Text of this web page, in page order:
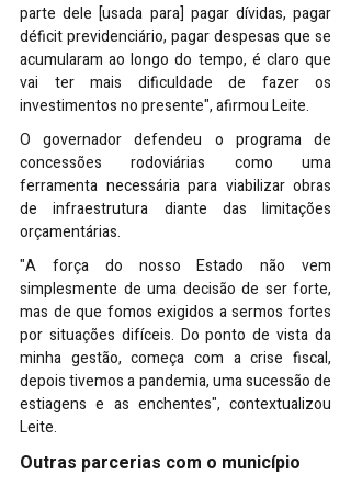
parte dele [usada para] pagar dívidas, pagar
déficit previdenciário, pagar despesas que se
acumularam ao longo do tempo, é claro que
vai ter mais dificuldade de fazer os
investimentos no presente", afirmou Leite.
O governador defendeu o programa de
concessões rodoviárias como uma
ferramenta necessária para viabilizar obras
de infraestrutura diante das limitações
orçamentárias.
"A força do nosso Estado não vem
simplesmente de uma decisão de ser forte,
mas de que fomos exigidos a sermos fortes
por situações difíceis. Do ponto de vista da
minha gestão, começa com a crise fiscal,
depois tivemos a pandemia, uma sucessão de
estiagens e as enchentes", contextualizou
Leite.
Outras parcerias com o município